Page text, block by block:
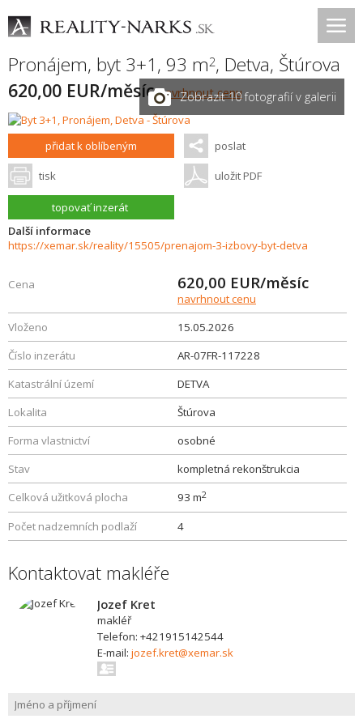
Pronájem, byt 3+1, 93 m2, Detva, Štúrova
620,00 EUR/měsícnavrhnout cenu
Zobrazit 10 fotografií v galerii
přidat k oblíbeným poslat
tisk uložit PDF
topovať inzerát
Další informace
https://xemar.sk/reality/15505/prenajom-3-izbovy-byt-detva
Cena 620,00 EUR/měsíc
navrhnout cenu
Vloženo
15.05.2026
Číslo inzerátu
AR-07FR-117228
Katastrální území
DETVA
Lokalita
Štúrova
Forma vlastnictví
osobné
Stav
kompletná rekonštrukcia
Celková užitková plocha
93 m2
Počet nadzemních podlaží 4
Kontaktovat makléře
Jozef Kret
makléř
Telefon: +421915142544
E-mail: jozef.kret@xemar.sk